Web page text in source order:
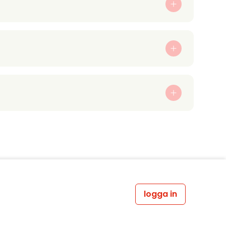
logga in